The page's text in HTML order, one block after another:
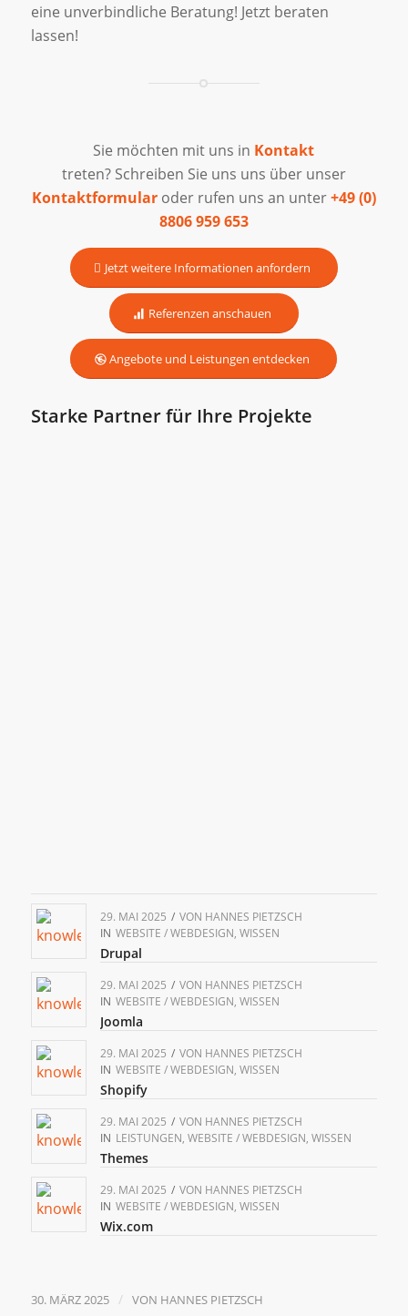
eine unverbindliche Beratung! Jetzt beraten
lassen!
Sie möchten mit uns in Kontakt
treten? Schreiben Sie uns uns über unser
Kontaktformular oder rufen uns an unter+49 (0)
8806 959 653
Jetzt weitere Informationen anfordern
Referenzen anschauen
Angebote und Leistungen entdecken
Starke Partner für Ihre Projekte
29. MAI 2025 / VON HANNES PIETZSCH
IN WEBSITE / WEBDESIGN, WISSEN
Drupal
29. MAI 2025 / VON HANNES PIETZSCH
IN WEBSITE / WEBDESIGN, WISSEN
Joomla
29. MAI 2025 / VON HANNES PIETZSCH
IN WEBSITE / WEBDESIGN, WISSEN
Shopify
29. MAI 2025 / VON HANNES PIETZSCH
IN LEISTUNGEN, WEBSITE / WEBDESIGN, WISSEN
Themes
29. MAI 2025 / VON HANNES PIETZSCH
IN WEBSITE / WEBDESIGN, WISSEN
Wix.com
30. MÄRZ 2025 / VON HANNES PIETZSCH